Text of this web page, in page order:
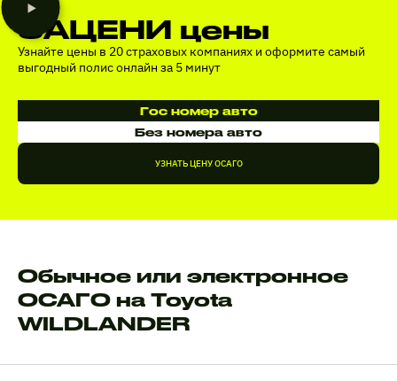
ЗАЦЕНИ цены
Узнайте цены в 20 страховых компаниях и оформите самый
выгодный полис онлайн за 5 минут
Гос номер авто
Без номера авто
УЗНАТЬ ЦЕНУ ОСАГО
Обычное или электронное
ОСАГО на Toyota
WILDLANDER